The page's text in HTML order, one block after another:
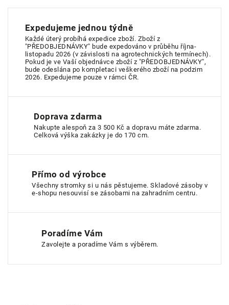
Expedujeme jednou týdně
Každé úterý probíhá expedice zboží. Zboží z
"PŘEDOBJEDNÁVKY" bude expedováno v průběhu října-
listopadu 2026 (v závislosti na agrotechnických termínech).
Pokud je ve Vaší objednávce zboží z "PŘEDOBJEDNÁVKY",
bude odeslána po kompletaci veškerého zboží na podzim
2026. Expedujeme pouze v rámci ČR.
Doprava zdarma
Nakupte alespoň za 3 500 Kč a dopravu máte zdarma.
Celková výška zakázky je do 170 cm.
Přímo od výrobce
Všechny stromky si u nás pěstujeme. Skladové zásoby v
e-shopu nesouvisí se zásobami na zahradním centru.
Poradíme Vám
Zavolejte a poradíme Vám s výběrem.